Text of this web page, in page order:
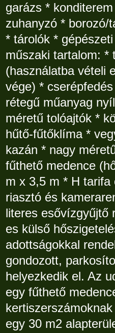
garázs *
zuhanyzó * borozó/
* tárolók *
műszaki tartalom: *
(használatba vételi
vége) *
rétegű műanyag
méretű tolóajtók *
hűtő-fűtőklíma *
kazán * nagy
fűthető medence
m x 3,5 m * H tarifa
riasztó és
literes esővízgyűjtő
es külső
adottságokkal
gondozott,
helyezkedik el. Az
egy fűthető
egy 30 m2